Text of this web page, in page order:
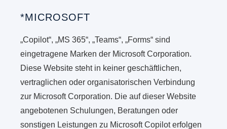
*MICROSOFT
„Copilot“, „MS 365“, „Teams“, „Forms“ sind
eingetragene Marken der Microsoft Corporation.
Diese Website steht in keiner geschäftlichen,
vertraglichen oder organisatorischen Verbindung
zur Microsoft Corporation. Die auf dieser Website
angebotenen Schulungen, Beratungen oder
sonstigen Leistungen zu Microsoft Copilot erfolgen